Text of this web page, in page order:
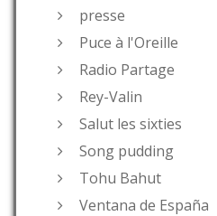
presse
Puce à l'Oreille
Radio Partage
Rey-Valin
Salut les sixties
Song pudding
Tohu Bahut
Ventana de España